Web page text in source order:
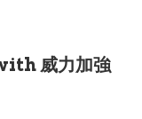
威力加強